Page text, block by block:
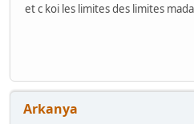
et c koi les limites des limites
Arkanya